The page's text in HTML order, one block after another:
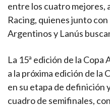
entre los cuatro mejores,
Racing, quienes junto
Argentinos y Lanús
La 15ª edición de la
a la próxima edición de la
en su etapa de definición
cuadro de semifinales,